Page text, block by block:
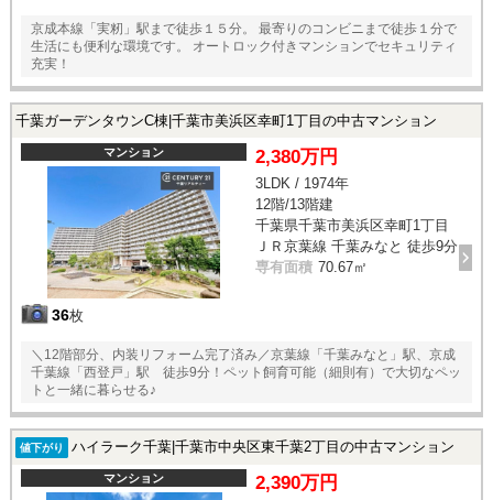
京成本線「実籾」駅まで徒歩１５分。 最寄りのコンビニまで徒歩１分で
生活にも便利な環境です。 オートロック付きマンションでセキュリティ
充実！
千葉ガーデンタウンC棟|千葉市美浜区幸町1丁目の中古マンション
マンション
36枚
2,380万円
3LDK / 1974年
12階/13階建
千葉県千葉市美浜区幸町1丁目
ＪＲ京葉線 千葉みなと 徒歩9分
専有面積 70.67㎡
＼12階部分、内装リフォーム完了済み／京葉線「千葉みなと」駅、京成
千葉線「西登戸」駅 徒歩9分！ペット飼育可能（細則有）で大切なペッ
トと一緒に暮らせる♪
値下がり ハイラーク千葉|千葉市中央区東千葉2丁目の中古マンション
マンション 2,390万円